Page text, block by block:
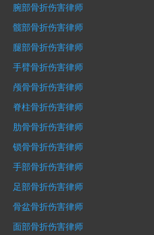
腕部骨折伤害律师
髋部骨折伤害律师
腿部骨折伤害律师
手臂骨折伤害律师
颅骨骨折伤害律师
脊柱骨折伤害律师
肋骨骨折伤害律师
锁骨骨折伤害律师
手部骨折伤害律师
足部骨折伤害律师
骨盆骨折伤害律师
面部骨折伤害律师